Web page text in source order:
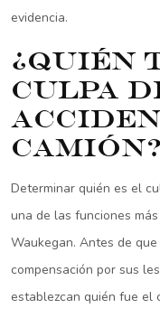
evidencia.
¿Quién
culpa
camión?
Determinar quién es el
una de las funciones
Waukegan. Antes de
compensación por sus
establezcan quién fue el